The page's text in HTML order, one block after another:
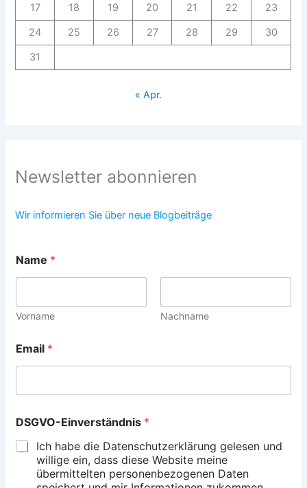
17
18 19 20 21 22
23
24
25 26 27 28 29
30
31
« Apr.
Newsletter abonnieren
Wir informieren Sie über neue Blogbeiträge
Name *
Vorname Nachname
E
m
*
Email *
DSGVO-Einverständnis *
Ich habe die Datenschutzerklärung gelesen und
willige ein, dass diese Website meine
übermittelten personenbezogenen Daten